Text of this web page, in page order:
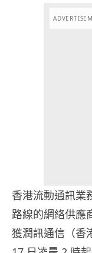
香港流動通訊業
路線的網絡供應
獲潤訊通信（香